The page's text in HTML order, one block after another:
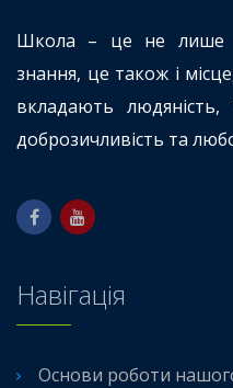
Школа – це не лише
знання, це також і
вкладають людяність,
доброзичливість та
Навігація
Основи роботи